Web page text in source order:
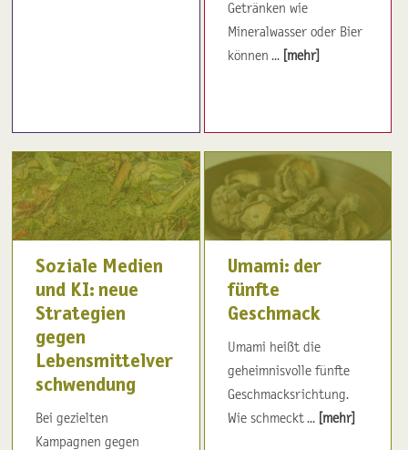
Getränken wie
Mineralwasser oder Bier
können ... [mehr]
Soziale Medien
und KI: neue
Strategien
gegen
Lebensmittelver
schwendung
Bei gezielten
Kampagnen gegen
Umami: der
fünfte
Geschmack
Umami heißt die
geheimnisvolle fünfte
Geschmacksrichtung.
Wie schmeckt ... [mehr]